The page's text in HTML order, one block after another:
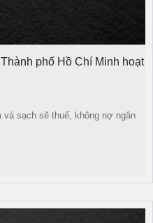
phố Hồ Chí Minh hoạt
sạch sẽ thuế, không nợ ngân